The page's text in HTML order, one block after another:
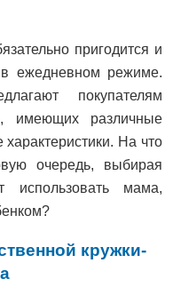
пригодится и
в ежедневном режиме.
покупателям
имеющих различные
На что
очередь, выбирая
использовать мама,
кружки-